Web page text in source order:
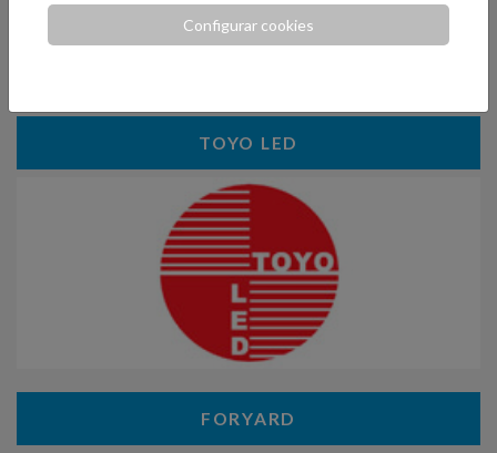
TOYO LED
FORYARD
Configurar cookies